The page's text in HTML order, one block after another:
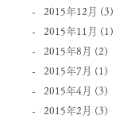
2015年12月 (3)
2015年11月 (1)
2015年8月 (2)
2015年7月 (1)
2015年4月 (3)
2015年2月 (3)